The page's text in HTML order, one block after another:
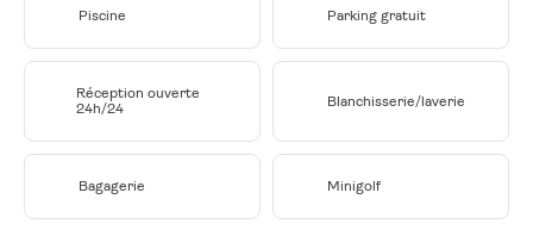
Piscine Parking gratuit
Réception ouverte
24h/24
Blanchisserie/laverie
Bagagerie Minigolf